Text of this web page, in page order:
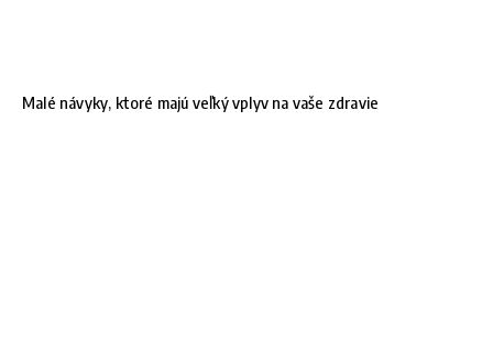
Malé návyky, ktoré majú veľký vplyv na vaše zdravie